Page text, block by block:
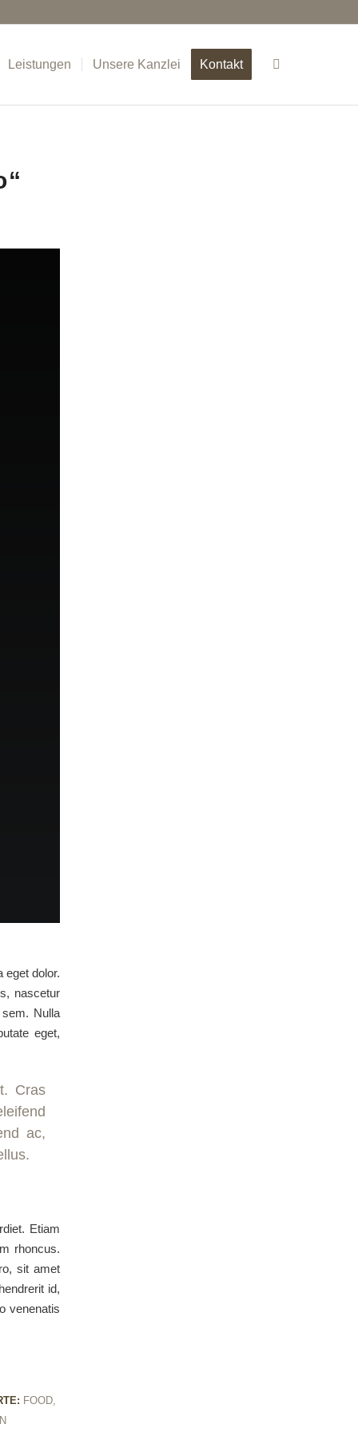
Leistungen Unsere Kanzlei Kontakt
eget dolor.
nascetur
Nulla
eget,
Cras
ac,
Etiam
rhoncus.
sit amet
id,
venenatis
FOOD